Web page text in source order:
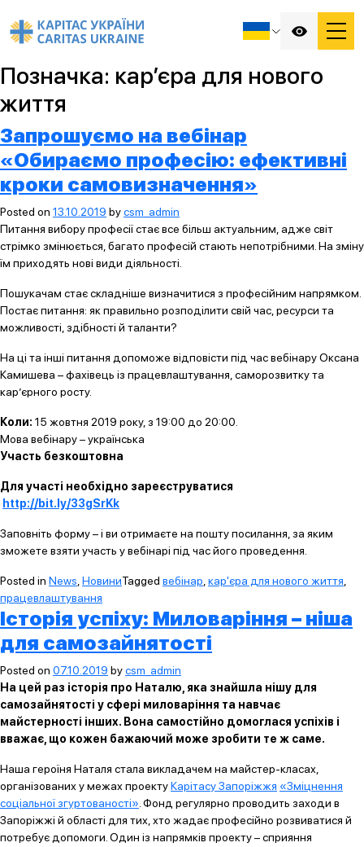
Позначка: кар’єра для нового
життя
Запрошуємо на вебінар
«Обираємо професію: ефективні
кроки самовизначення»
Posted on 13.10.2019 bycsm_admin
Питання вибору професії стає все більш актуальним, адже світ
стрімко змінюється, багато професій стають непотрібними. На зміну
їм приходять нові види діяльності.
Пошукачам стає складніше визначитися з професійним напрямком.
Постає питання: як правильно розподілити свій час, ресурси та
можливості, здібності й таланти?
На ці та інші питання допоможе відповісти під час вебінару Оксана
Камишева – фахівець із працевлаштування, саморозвитку та
кар’єрного росту.
Коли: 15 жовтня 2019 року, з 19:00 до 20:00.
Мова вебінару – українська
Участь безкоштовна
Для участі необхідно зареєструватися
http://bit.ly/33gSrKk
Заповніть форму – і ви отримаєте на пошту посилання, за яким
зможете взяти участь у вебінарі під час його проведення.
Posted in News НовиниTagged вебінар кар'єра для нового життя
працевлаштування
Історія успіху: Миловаріння – ніша
для самозайнятості
Posted on 07.10.2019 bycsm_admin
На цей раз історія про Наталю, яка знайшла нішу для
самозайнятості у сфері миловаріння та навчає
майстерності інших. Вона самостійно домоглася успіхів і
вважає, що кожен бажаючий може зробити те ж саме.
Наша героїня Наталя стала викладачем на майстер-класах,
організованих у межах проектуКарітасу Запоріжжя «Зміцнення
соціальної згуртованості» . Фонд регулярно проводить заходи в
Запоріжжі й області для тих, хто жадає професійно розвиватися й
потребує допомоги. Один із напрямків проекту – сприяння